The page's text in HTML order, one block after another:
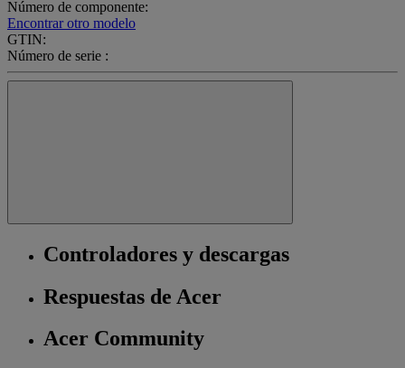
Número de componente:
Encontrar otro modelo
GTIN:
Número de serie :
Controladores y descargas
Respuestas de Acer
Acer Community